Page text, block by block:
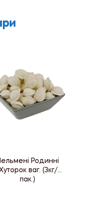
Родинні
ваг. (3кг/
пак.)